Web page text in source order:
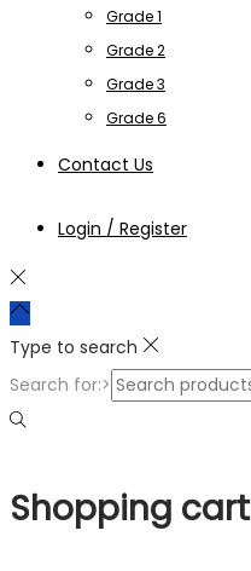
Grade 1
Grade 2
Grade 3
Grade 6
Contact Us
Login / Register
Type to search
Search for:>
Shopping cart